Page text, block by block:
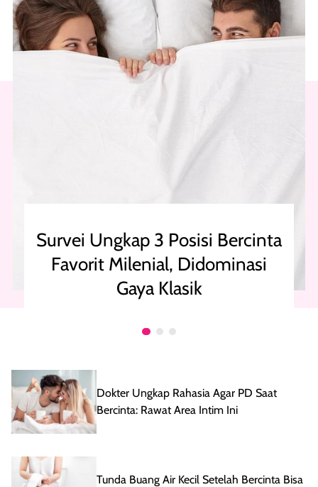
Survei Ungkap 3 Posisi Bercinta
Favorit Milenial, Didominasi
Gaya Klasik
Dokter Ungkap Rahasia Agar PD Saat
Bercinta: Rawat Area Intim Ini
Tunda Buang Air Kecil Setelah Bercinta Bisa